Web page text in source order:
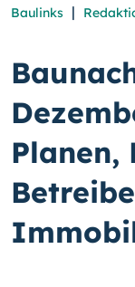
Baulinks |
Planen,